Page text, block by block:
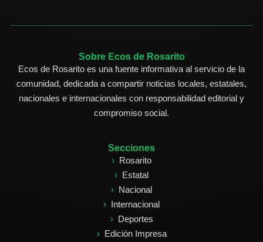
Sobre Ecos de Rosarito
Ecos de Rosarito es una fuente informativa al servicio de la
comunidad, dedicada a compartir noticias locales, estatales,
nacionales e internacionales con responsabilidad editorial y
compromiso social.
Secciones
Rosarito
Estatal
Nacional
Internacional
Deportes
Edición Impresa